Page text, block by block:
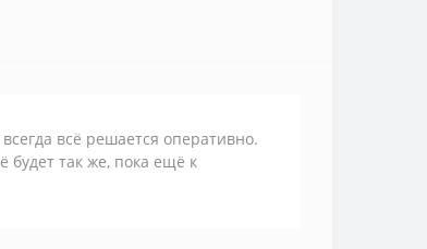
всё решается оперативно.
будет так же, пока ещё к